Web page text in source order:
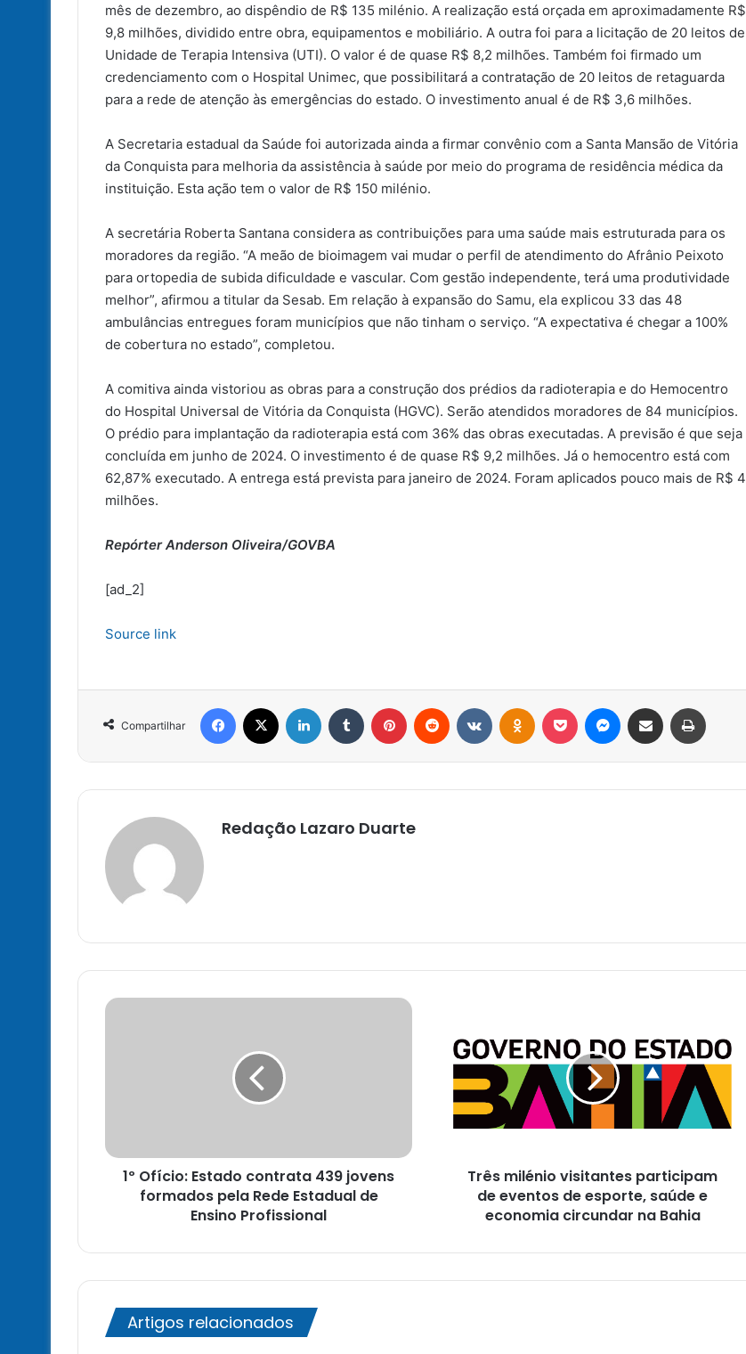
mês de dezembro, ao dispêndio de R$ 135 milénio. A realização está orçada em aproximadamente R$
9,8 milhões, dividido entre obra, equipamentos e mobiliário. A outra foi para a licitação de 20 leitos de
Unidade de Terapia Intensiva (UTI). O valor é de quase R$ 8,2 milhões. Também foi firmado um
credenciamento com o Hospital Unimec, que possibilitará a contratação de 20 leitos de retaguarda
para a rede de atenção às emergências do estado. O investimento anual é de R$ 3,6 milhões.
A Secretaria estadual da Saúde foi autorizada ainda a firmar convênio com a Santa Mansão de Vitória
da Conquista para melhoria da assistência à saúde por meio do programa de residência médica da
instituição. Esta ação tem o valor de R$ 150 milénio.
A secretária Roberta Santana considera as contribuições para uma saúde mais estruturada para os
moradores da região. “A meão de bioimagem vai mudar o perfil de atendimento do Afrânio Peixoto
para ortopedia de subida dificuldade e vascular. Com gestão independente, terá uma produtividade
melhor”, afirmou a titular da Sesab. Em relação à expansão do Samu, ela explicou 33 das 48
ambulâncias entregues foram municípios que não tinham o serviço. “A expectativa é chegar a 100%
de cobertura no estado”, completou.
A comitiva ainda vistoriou as obras para a construção dos prédios da radioterapia e do Hemocentro
do Hospital Universal de Vitória da Conquista (HGVC). Serão atendidos moradores de 84 municípios.
O prédio para implantação da radioterapia está com 36% das obras executadas. A previsão é que seja
concluída em junho de 2024. O investimento é de quase R$ 9,2 milhões. Já o hemocentro está com
62,87% executado. A entrega está prevista para janeiro de 2024. Foram aplicados pouco mais de R$ 4
milhões.
Repórter Anderson Oliveira/GOVBA
[ad_2]
Source link
Compartilhar
Facebook Linkedin Tumblr Pinterest Reddit Pocket Messenger
Compartilhar via e-mail
Redação Lazaro Duarte
1º
Rede
Estadual
1º Ofício: Estado contrata 439 jovens
formados pela Rede Estadual de
Ensino Profissional
visitantes
participam
eventos
economia
circundar
Três milénio visitantes participam
de eventos de esporte, saúde e
economia circundar na Bahia
Artigos relacionados